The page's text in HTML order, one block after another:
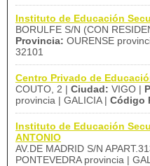
Instituto de Educación
BORULFE S/N (CON
Provincia: OURENSE
32101
Centro Privado de
COUTO, 2 | Ciudad: VIGO |
provincia | GALICIA | Código
Instituto de Educación
ANTONIO
AV.DE MADRID S/N
PONTEVEDRA provincia |